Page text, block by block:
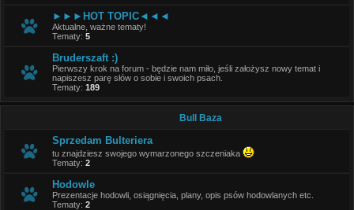
►►►HOT TOPIC◄◄◄
Aktualne, ważne tematy!
Tematy: 5
Bruderszaft :)
Pierwszy krok na forum - będzie nam miło, jeśli założysz nowy temat i
napiszesz parę słów o sobie i swoich psach.
Tematy: 189
Bull Baza
Sprzedam Bulteriera
tu znajdziesz swojego wymarzonego szczeniaka
Tematy: 2
Hodowle
Prezentacje hodowli, osiągnięcia, plany, opis psów hodowlanych etc.
Tematy: 2